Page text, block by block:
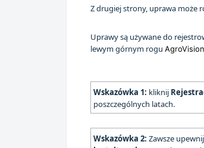
Z drugiej strony, uprawa może
Uprawy są używane do
lewym górnym rogu
Wskazówka 1: kliknij
poszczególnych latach.
Wskazówka 2: Zawsze